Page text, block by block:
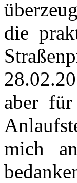
die
aber
mich